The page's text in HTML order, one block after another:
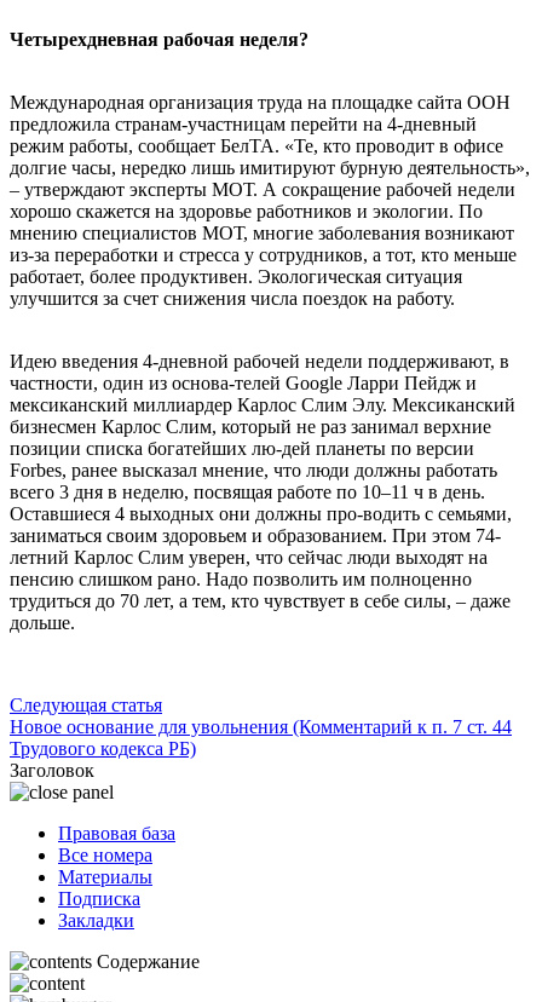
Четырехдневная рабочая неделя?
Международная организация труда на площадке сайта ООН
предложила странам-участницам перейти на 4-дневный
режим работы, сообщает БелТА. «Те, кто проводит в офисе
долгие часы, нередко лишь имитируют бурную деятельность»,
– утверждают эксперты МОТ. А сокращение рабочей недели
хорошо скажется на здоровье работников и экологии. По
мнению специалистов МОТ, многие заболевания возникают
из-за переработки и стресса у сотрудников, а тот, кто меньше
работает, более продуктивен. Экологическая ситуация
улучшится за счет снижения числа поездок на работу.
Идею введения 4-дневной рабочей недели поддерживают, в
частности, один из основа-телей Google Ларри Пейдж и
мексиканский миллиардер Карлос Слим Элу. Мексиканский
бизнесмен Карлос Слим, который не раз занимал верхние
позиции списка богатейших лю-дей планеты по версии
Forbes, ранее высказал мнение, что люди должны работать
всего 3 дня в неделю, посвящая работе по 10–11 ч в день.
Оставшиеся 4 выходных они должны про-водить с семьями,
заниматься своим здоровьем и образованием. При этом 74-
летний Карлос Слим уверен, что сейчас люди выходят на
пенсию слишком рано. Надо позволить им полноценно
трудиться до 70 лет, а тем, кто чувствует в себе силы, – даже
дольше.
Следующая статья
Новое основание для увольнения (Комментарий к п. 7 ст. 44
Трудового кодекса РБ)
Заголовок
Правовая база
Все номера
Материалы
Подписка
Закладки
Содержание